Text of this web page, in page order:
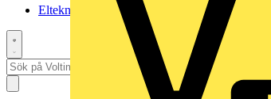
Elteknikpodden